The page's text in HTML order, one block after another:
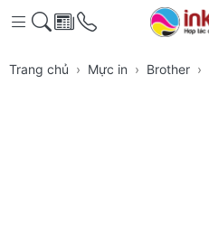
Trang chủ Mực in Brother